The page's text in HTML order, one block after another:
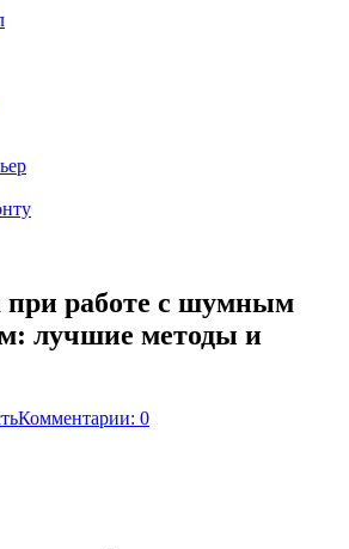
при работе с шумным
лучшие методы и
Комментарии: 0